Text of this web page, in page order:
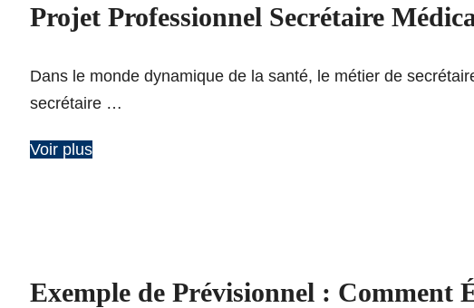
Projet Professionnel Secrétaire
Dans le monde dynamique de la santé, le métier de
secrétaire …
Voir plus
Exemple de Prévisionnel : Comment